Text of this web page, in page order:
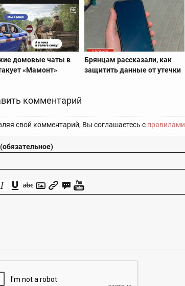
домовые чаты в
«Мамонт»
Брянцам рассказали, как
защитить данные от утечки
комментарий
свой комментарий, Вы соглашаетесь с правилами